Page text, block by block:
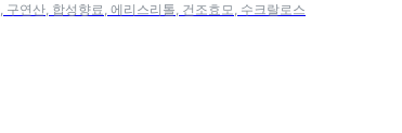
연산, 합성향료, 에리스리톨, 건조효모, 수크랄로스